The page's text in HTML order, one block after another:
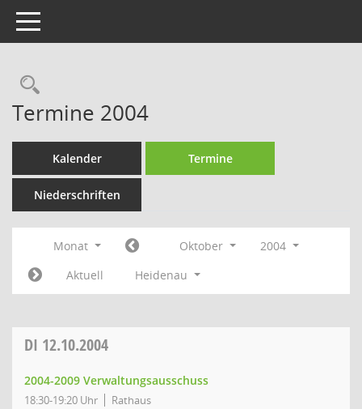
Toggle navigation
Rechercheauswahl
Termine 2004
Kalender Termine
Niederschriften
Monat Oktober
2004
Aktuell
Heidenau
DI 12.10.2004
2004-2009 Verwaltungsausschuss
18:30-19:20 Uhr Rathaus